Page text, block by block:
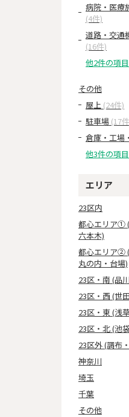
病院・医療
(4件)
道路・交通
(16件)
他2件の項
その他
屋上 (24件)
駐車場 (17
倉庫・工場
他3件の項
エリア
23区内
都心エリア①
六本木)
都心エリア②
丸の内・台場)
23区・南 (品
23区・西 (世
23区・東 (浅
23区・北 (池
23区外 (調布
神奈川
埼玉
千葉
その他